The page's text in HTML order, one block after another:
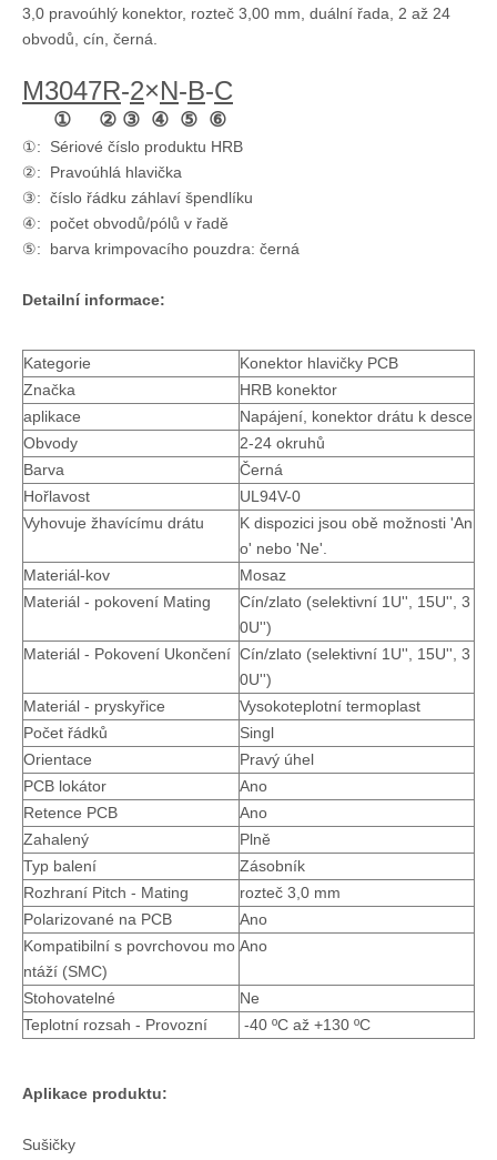
3.0 Pitch Wire To Board Pin Header Vertikální Dual Row 3.0 Pitch Wire To Board Pin Header
3,0 pravoúhlý konektor, rozteč 3,00 mm, duální řada, 2 až 24
obvodů, cín, černá.
M3047R-2×N-B-C
① ② ③ ④ ⑤ ⑥
①: Sériové číslo produktu HRB
②: Pravoúhlá hlavička
③: číslo řádku záhlaví špendlíku
④: počet obvodů/pólů v řadě
⑤: barva krimpovacího pouzdra: černá
Detailní informace:
Kategorie
Konektor hlavičky PCB
Značka
HRB konektor
aplikace
Napájení, konektor drátu k desce
Obvody
2-24 okruhů
Barva
Černá
Hořlavost
UL94V-0
Vyhovuje žhavícímu drátu
K dispozici jsou obě možnosti 'An
o' nebo 'Ne'.
Materiál-kov
Mosaz
Materiál - pokovení Mating
Cín/zlato (selektivní 1U'', 15U'', 3
0U'')
Materiál - Pokovení Ukončení Cín/zlato (selektivní 1U'', 15U'', 3
0U'')
Materiál - pryskyřice
Vysokoteplotní termoplast
Počet řádků
Singl
Orientace
Pravý úhel
PCB lokátor
Ano
Retence PCB
Ano
Zahalený
Plně
Typ balení
Zásobník
Rozhraní Pitch - Mating
rozteč 3,0 mm
Polarizované na PCB
Ano
Kompatibilní s povrchovou mo
ntáží (SMC)
Ano
Stohovatelné
Ne
Teplotní rozsah - Provozní
-40 ºC až +130 ºC
Aplikace produktu:
Sušičky